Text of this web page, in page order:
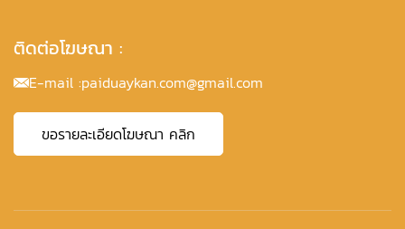
ติดต่อโฆษณา :
E-mail :paiduaykan.com@gmail.com
ขอรายละเอียดโฆษณา คลิก